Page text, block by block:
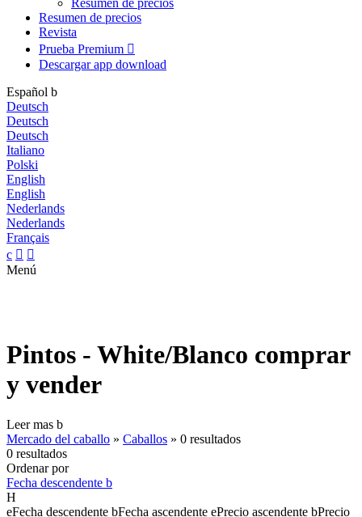
Resumen de precios
Resumen de precios
Revista
Prueba Premium 
Descargar app download
Español b
Deutsch
Deutsch
Deutsch
Italiano
Polski
English
English
Nederlands
Nederlands
Français
c  
Menú
Pintos - White/Blanco comprar
y vender
Leer mas b
Mercado del caballo » Caballos » 0 resultados
0 resultados
Ordenar por
Fecha descendente b
H
eFecha descendente bFecha ascendente ePrecio ascendente bPrecio